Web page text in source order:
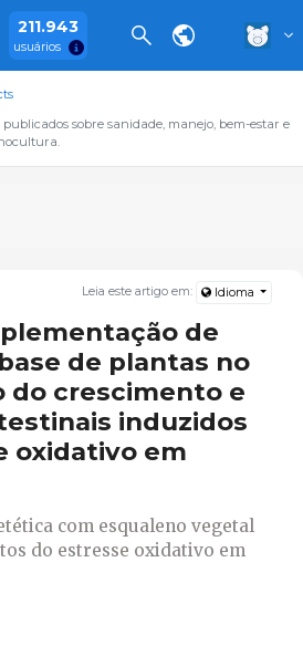
211.943
usuários
sobre sanidade, manejo, bem-estar e
Leia este artigo em: Idioma
de
de plantas no
do crescimento e
induzidos
oxidativo em
com esqualeno vegetal
do estresse oxidativo em